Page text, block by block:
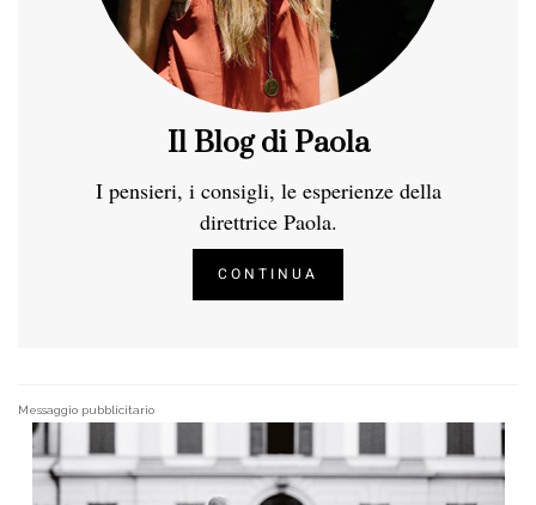
Il Blog di Paola
I pensieri, i consigli, le esperienze della
direttrice Paola.
CONTINUA
Messaggio pubblicitario